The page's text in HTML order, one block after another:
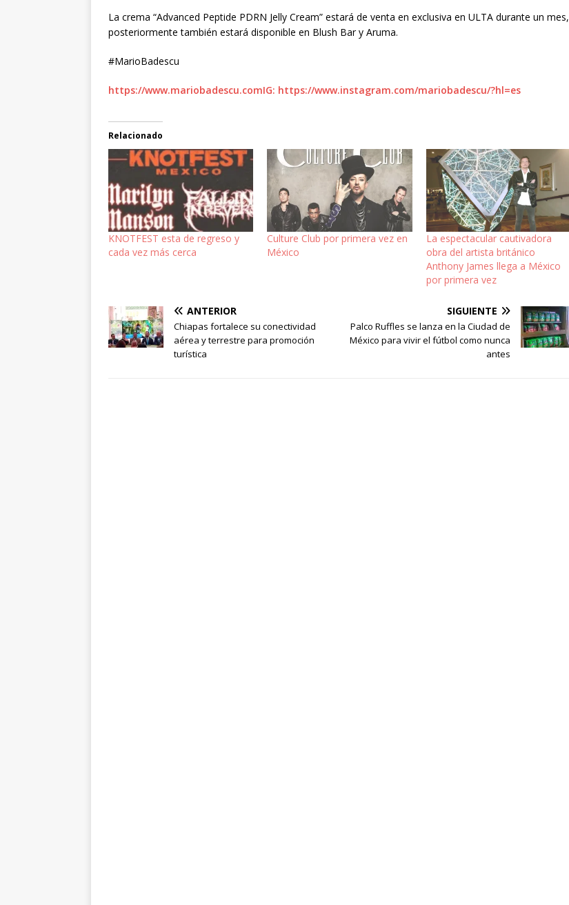
La crema “Advanced Peptide PDRN Jelly Cream” estará de venta en exclusiva en ULTA durante un mes,
posteriormente también estará disponible en Blush Bar y Aruma.
#MarioBadescu
https://www.mariobadescu.comIG: https://www.instagram.com/mariobadescu/?hl=es
Relacionado
KNOTFEST esta de regreso y
cada vez más cerca
Culture Club por primera vez en
México
La espectacular cautivadora
obra del artista británico
Anthony James llega a México
por primera vez
ANTERIOR
Chiapas fortalece su conectividad
aérea y terrestre para promoción
turística
SIGUIENTE
Palco Ruffles se lanza en la Ciudad de
México para vivir el fútbol como nunca
antes